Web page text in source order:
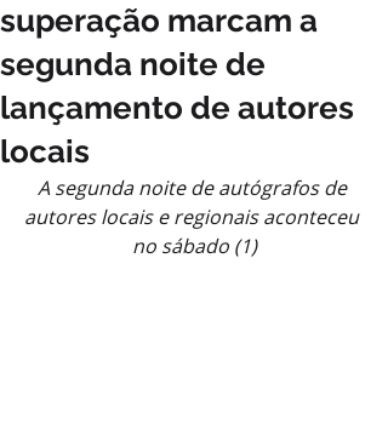
superação marcam a
segunda noite de
lançamento de autores
locais
A segunda noite de autógrafos de
autores locais e regionais aconteceu
no sábado (1)